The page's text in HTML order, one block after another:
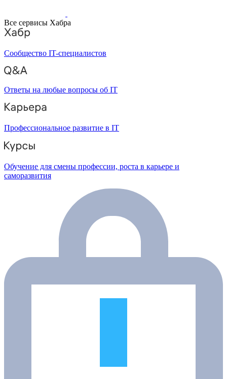
Все сервисы Хабра
Сообщество IT-специалистов
Ответы на любые вопросы об IT
Профессиональное развитие в IT
Обучение для смены профессии, роста в карьере и
саморазвития